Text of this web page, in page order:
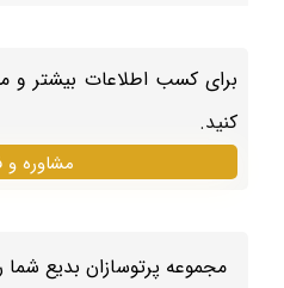
برای کسب اطلاعات بیشتر و
کنید.
مشاوره
مجموعه پرتوسازان بدیع